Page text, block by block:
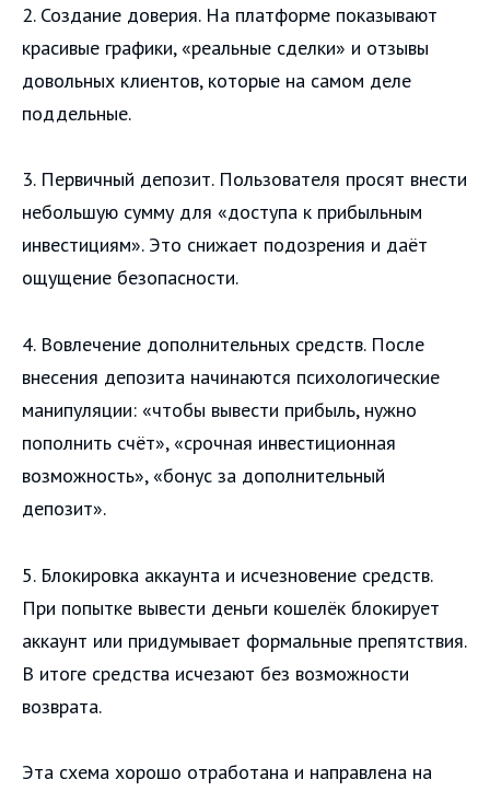
2. Создание доверия. На платформе показывают
красивые графики, «реальные сделки» и отзывы
довольных клиентов, которые на самом деле
поддельные.
3. Первичный депозит. Пользователя просят внести
небольшую сумму для «доступа к прибыльным
инвестициям». Это снижает подозрения и даёт
ощущение безопасности.
4. Вовлечение дополнительных средств. После
внесения депозита начинаются психологические
манипуляции: «чтобы вывести прибыль, нужно
пополнить счёт», «срочная инвестиционная
возможность», «бонус за дополнительный
депозит».
5. Блокировка аккаунта и исчезновение средств.
При попытке вывести деньги кошелёк блокирует
аккаунт или придумывает формальные препятствия.
В итоге средства исчезают без возможности
возврата.
Эта схема хорошо отработана и направлена на